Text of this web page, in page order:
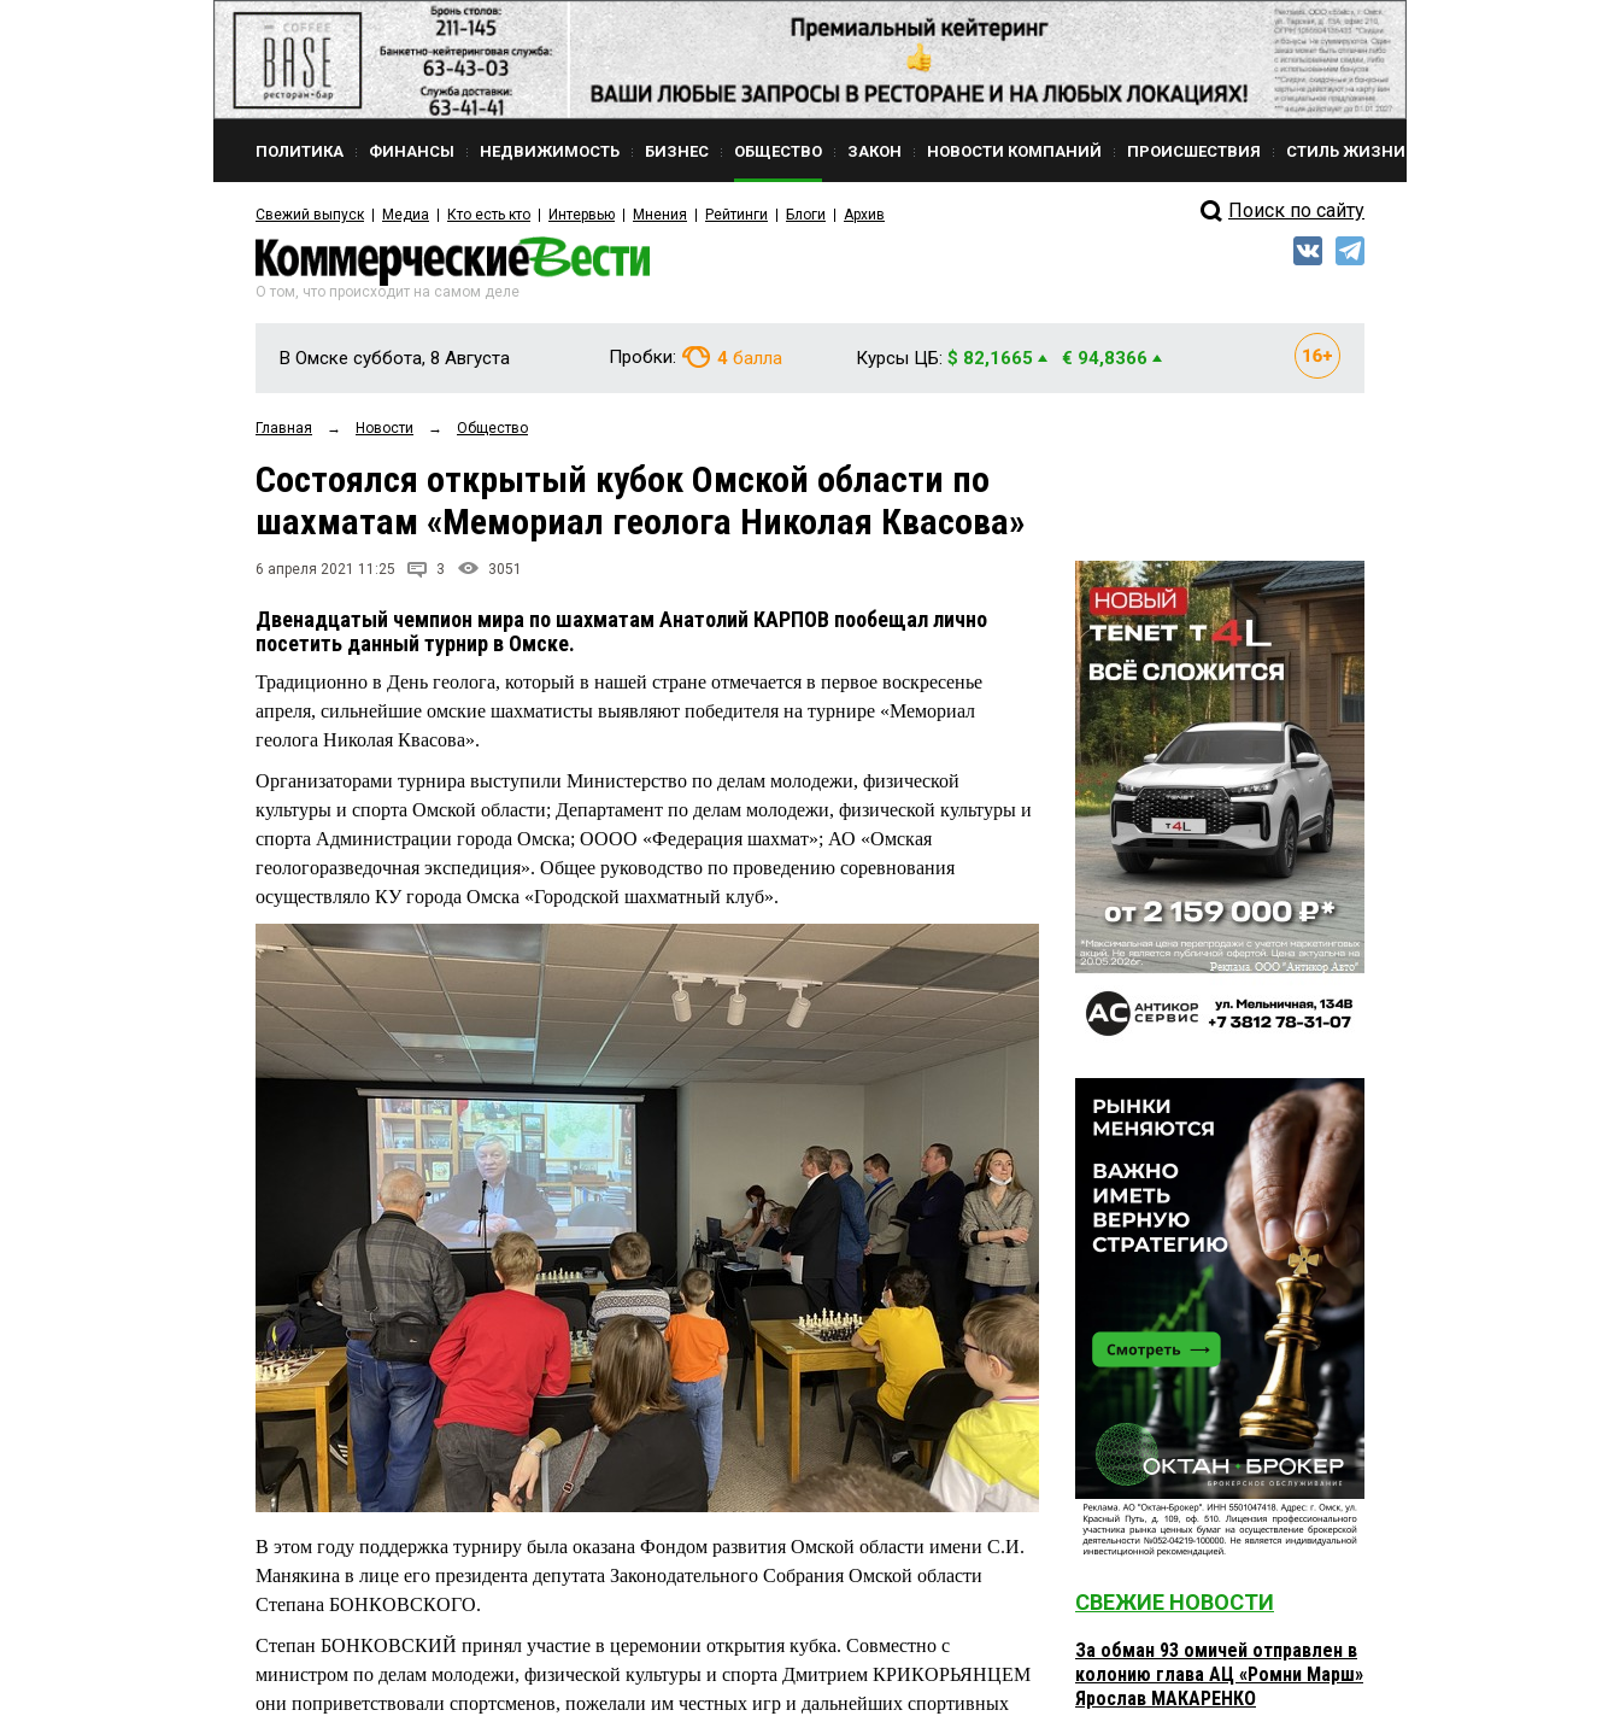
ПОЛИТИКА ФИНАНСЫ НЕДВИЖИМОСТЬ БИЗНЕС ОБЩЕСТВО ЗАКОН НОВОСТИ КОМПАНИЙ ПРОИСШЕСТВИЯ СТИЛЬ ЖИЗНИ
Свежий выпуск Медиа Кто есть кто Интервью Мнения Рейтинги Блоги Архив Поиск по сайту
О том, что происходит на самом деле
В Омске суббота, 8 Августа Пробки: 4 балла Курсы ЦБ: $ 82,1665 € 94,8366
Главная → Новости → Общество
Состоялся открытый кубок Омской области по
шахматам «Мемориал геолога Николая Квасова»
6 апреля 2021 11:25 3 3051
Двенадцатый чемпион мира по шахматам Анатолий КАРПОВ пообещал лично
посетить данный турнир в Омске.
Традиционно в День геолога, который в нашей стране отмечается в первое воскресенье
апреля, сильнейшие омские шахматисты выявляют победителя на турнире «Мемориал
геолога Николая Квасова».
Организаторами турнира выступили Министерство по делам молодежи, физической
культуры и спорта Омской области; Департамент по делам молодежи, физической культуры и
спорта Администрации города Омска; ОООО «Федерация шахмат»; АО «Омская
геологоразведочная экспедиция». Общее руководство по проведению соревнования
осуществляло КУ города Омска «Городской шахматный клуб».
В этом году поддержка турниру была оказана Фондом развития Омской области имени С.И.
Манякина в лице его президента депутата Законодательного Собрания Омской области
Степана БОНКОВСКОГО.
Степан БОНКОВСКИЙ принял участие в церемонии открытия кубка. Совместно с
министром по делам молодежи, физической культуры и спорта Дмитрием КРИКОРЬЯНЦЕМ
они поприветствовали спортсменов, пожелали им честных игр и дальнейших спортивных
СВЕЖИЕ НОВОСТИ
За обман 93 омичей отправлен в
колонию глава АЦ «Ромни Марш»
Ярослав МАКАРЕНКО